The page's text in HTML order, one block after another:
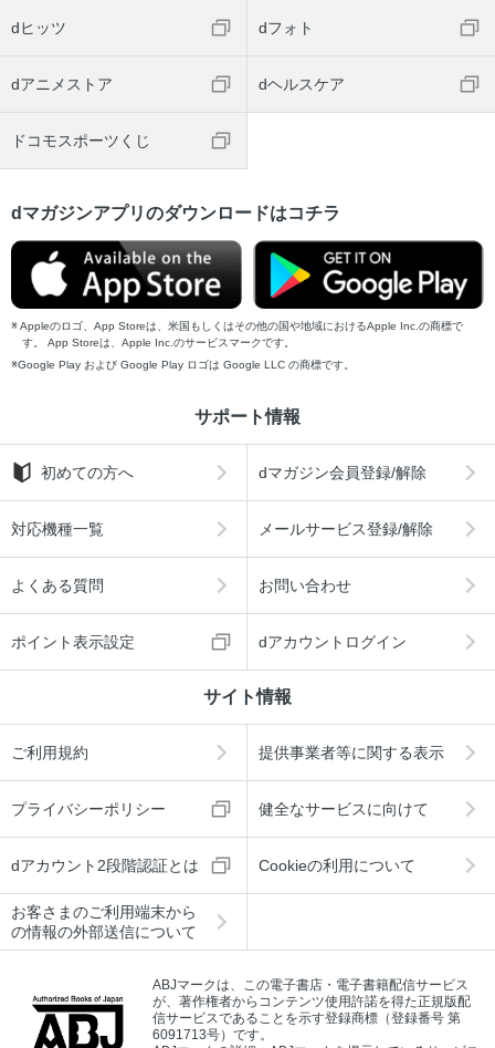
dヒッツ dフォト
dアニメストア dヘルスケア
ドコモスポーツくじ
dマガジンアプリのダウンロードはコチラ
Appleのロゴ、App Storeは、米国もしくはその他の国や地域におけるApple Inc.の商標で
す。 App Storeは、Apple Inc.のサービスマークです。
Google Play および Google Play ロゴは Google LLC の商標です。
サポート情報
初めての方へ dマガジン会員登録/解除
対応機種一覧 メールサービス登録/解除
よくある質問 お問い合わせ
ポイント表示設定 dアカウントログイン
サイト情報
ご利用規約 提供事業者等に関する表示
プライバシーポリシー 健全なサービスに向けて
dアカウント2段階認証とは Cookieの利用について
お客さまのご利用端末から
の情報の外部送信について
ABJマークは、この電子書店・電子書籍配信サービス
が、著作権者からコンテンツ使用許諾を得た正規版配
信サービスであることを示す登録商標（登録番号 第
6091713号）です。